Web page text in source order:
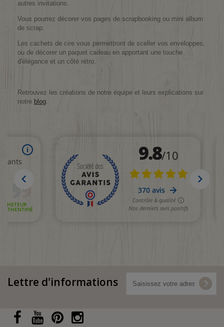
autres invitations.
Vous pourrez décorer vos pages de scrapbooking ou mini album
de scrap.
Les cachets de cire vous permettront de sceller vos enveloppes,
ou de décorer un paquet cadeau en apportant une touche
d'élégance et un côté rétro.
Retrouvez les créations de notre équipe et leurs explications sur
notre blog.
Lettre d'informations